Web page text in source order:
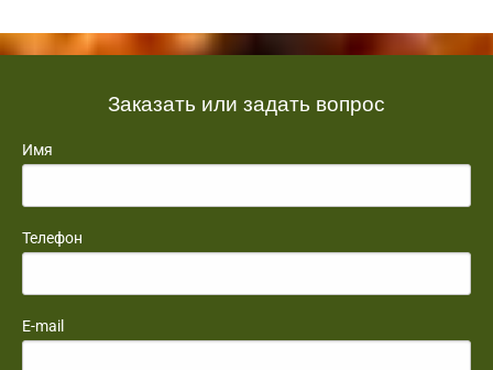
Заказать или задать вопрос
Имя
Телефон
E-mail